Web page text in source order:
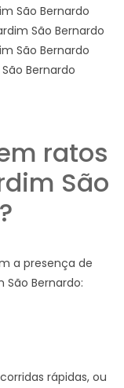
São Bernardo
São Bernardo
São Bernardo
Bernardo
ratos
São
a presença de
Bernardo:
rápidas, ou